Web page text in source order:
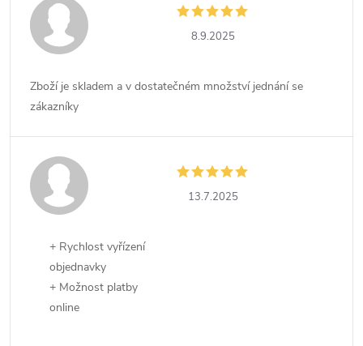
8.9.2025
Zboží je skladem a v dostatečném množství jednání se
zákazníky
13.7.2025
+ Rychlost vyřízení
objednavky
+ Možnost platby
online